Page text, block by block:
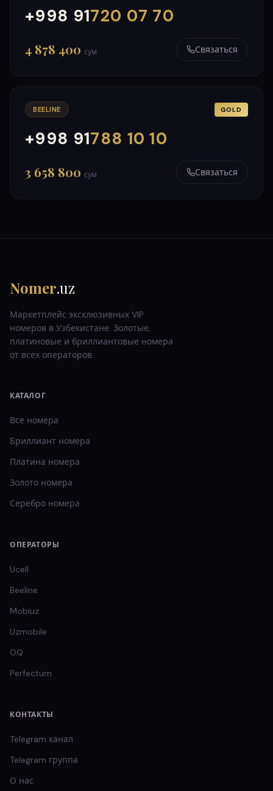
+998 91720 07 70
000
999
4 878 400 сум Связаться
BEELINE GOLD
+998 91788 10 10
000
999
3 658 800 сум Связаться
Nomer.uz
Маркетплейс эксклюзивных VIP
номеров в Узбекистане. Золотые,
платиновые и бриллиантовые номера
от всех операторов.
КАТАЛОГ
Все номера
Бриллиант номера
Платина номера
Золото номера
Серебро номера
ОПЕРАТОРЫ
Ucell
Beeline
Mobiuz
Uzmobile
OQ
Perfectum
КОНТАКТЫ
Telegram канал
Telegram группа
О нас